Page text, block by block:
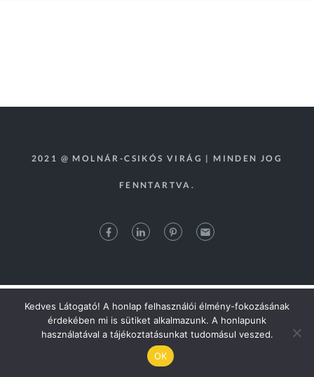
2021 @ MOLNÁR-CSIKÓS VIRÁG | MINDEN JOG
FENNTARTVA.
Kedves Látogató! A honlap felhasználói élmény-fokozásának
érdekében mi is sütiket alkalmazunk. A honlapunk
használatával a tájékoztatásunkat tudomásul veszed.
OK